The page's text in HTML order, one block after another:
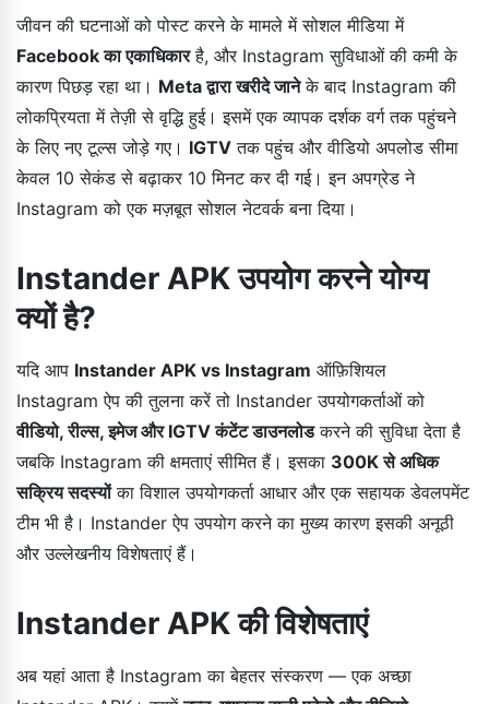
जीवन की घटनाओं को पोस्ट करने के मामले में सोशल मीडिया में
Facebook का एकाधिकारहै, और Instagram सुविधाओं की कमी के
कारण पिछड़ रहा था। Meta द्वारा खरीदे जानेके बाद Instagram की
लोकप्रियता में तेज़ी से वृद्धि हुई। इसमें एक व्यापक दर्शक वर्ग तक पहुंचने
के लिए नए टूल्स जोड़े गए। IGTV तक पहुंच और वीडियो अपलोड सीमा
केवल 10 सेकंड से बढ़ाकर 10 मिनट कर दी गई। इन अपग्रेड ने
Instagram को एक मज़बूत सोशल नेटवर्क बना दिया।
Instander APK उपयोग करने योग्य
क्यों है?
यदि आप Instander APK vs Instagram ऑफ़िशियल
Instagram ऐप की तुलना करें तो Instander उपयोगकर्ताओं को
वीडियो, रील्स, इमेज और IGTV कंटेंट डाउनलोडकरने की सुविधा देता है
जबकि Instagram की क्षमताएं सीमित हैं। इसका 300K से अधिक
सक्रिय सदस्योंका विशाल उपयोगकर्ता आधार और एक सहायक डेवलपमेंट
टीम भी है। Instander ऐप उपयोग करने का मुख्य कारण इसकी अनूठी
और उल्लेखनीय विशेषताएं हैं।
Instander APK की विशेषताएं
अब यहां आता है Instagram का बेहतर संस्करण — एक अच्छा